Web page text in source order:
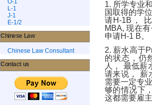
L-1
J-1
E-1/2
Chinese Law
Chinese Law Consultant
Contact us
1. 所学专业
国取得的学
请H-1B ，
MBA,现在
申请H-1 B。
2.薪水高于
的状态，仍
人， 最低薪
请来说， 薪
需要一定专
够的情况下，
这都需要雇